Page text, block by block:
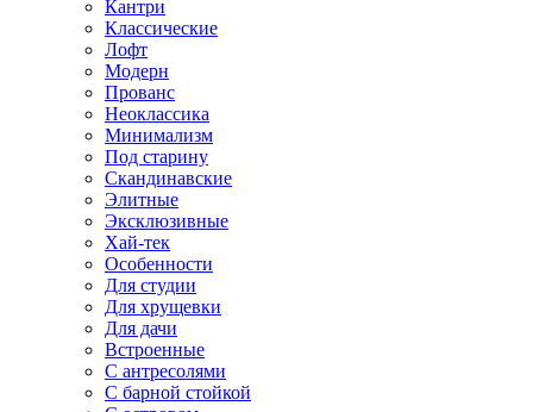
Кантри
Классические
Лофт
Модерн
Прованс
Неоклассика
Минимализм
Под старину
Скандинавские
Элитные
Эксклюзивные
Хай-тек
Особенности
Для студии
Для хрущевки
Для дачи
Встроенные
С антресолями
С барной стойкой